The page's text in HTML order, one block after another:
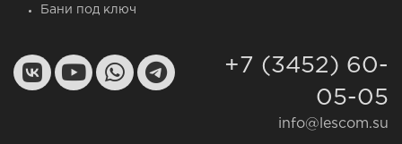
Бани под ключ
+7 (3452) 60-
05-05
info@lescom.su